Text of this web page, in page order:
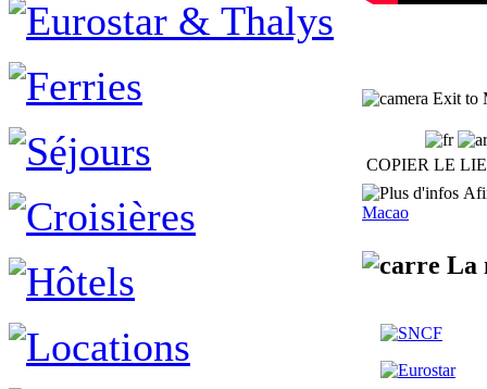
Exit to
COPIER LE
Macao
La